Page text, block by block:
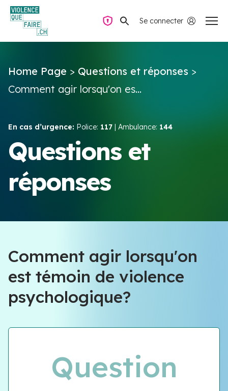
Se connecter
Questions & Réponses
La violence dans le couple
Ressources & Campagnes
Navigation privée
Home Page > Questions et réponses >
Comment agir lorsqu'on es...
En cas d’urgence: Police: 117 | Ambulance: 144
Questions et
réponses
Comment agir lorsqu'on
est témoin de violence
psychologique?
Question